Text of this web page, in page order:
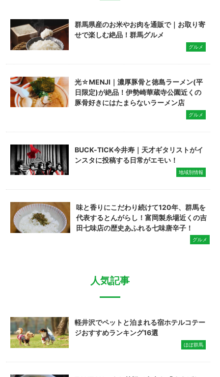
群馬県産のお米やお肉を通販で｜お取り寄
せで楽しむ絶品！群馬グルメ
グルメ
光☆MENJI｜濃厚豚骨と徳島ラーメン(平
日限定)が絶品！伊勢崎華蔵寺公園近くの
豚骨好きにはたまらないラーメン店
グルメ
BUCK-TICK今井寿｜天才ギタリストがイ
ンスタに投稿する日常がエモい！
地域別情報
味と香りにこだわり続けて120年、群馬を
代表するとんがらし！富岡製糸場近くの吉
田七味店の歴史あふれる七味唐辛子！
グルメ
人気記事
軽井沢でペットと泊まれる宿ホテルコテー
ジおすすめランキング16選
ほぼ群馬